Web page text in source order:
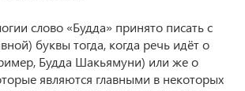
слово «Будда» принято писать с
буквы тогда, когда речь идёт о
Будда Шакьямуни) или же о
являются главными в некоторых